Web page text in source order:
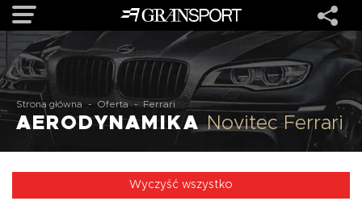
OFERTA
MARKI
Strona główna - Oferta - Ferrari
AERODYNAMIKANovitec Ferrari
Wyczyść wszystko